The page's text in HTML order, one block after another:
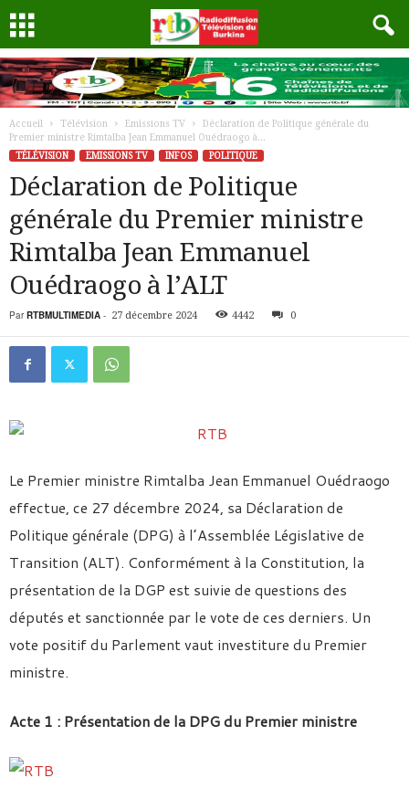
Accueil Télévision Emissions TV
Déclaration de Politique générale du
Premier ministre Rimtalba Jean Emmanuel Ouédraogo à...
TÉLÉVISION
EMISSIONS TV INFOS POLITIQUE
Déclaration de Politique
générale du Premier ministre
Rimtalba Jean Emmanuel
Ouédraogo à l’ALT
Par RTBMULTIMEDIA - 27 décembre 2024 4442 0
Le Premier ministre Rimtalba Jean Emmanuel Ouédraogo
effectue, ce 27 décembre 2024, sa Déclaration de
Politique générale (DPG) à l’Assemblée Législative de
Transition (ALT). Conformément à la Constitution, la
présentation de la DGP est suivie de questions des
députés et sanctionnée par le vote de ces derniers. Un
vote positif du Parlement vaut investiture du Premier
ministre.
Acte 1 : Présentation de la DPG du Premier ministre